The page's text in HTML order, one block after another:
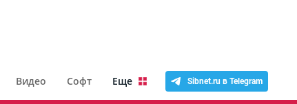
Видео Софт Еще Sibnet.ru в Telegram